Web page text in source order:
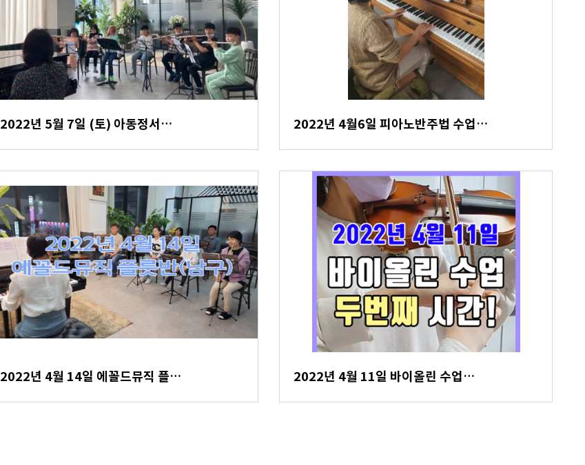
2022년 5월 7일 (토) 아동정서… 2022년 4월6일 피아노반주법 수업…
2022년 4월 14일 에꼴드뮤직 플… 2022년 4월 11일 바이올린 수업…